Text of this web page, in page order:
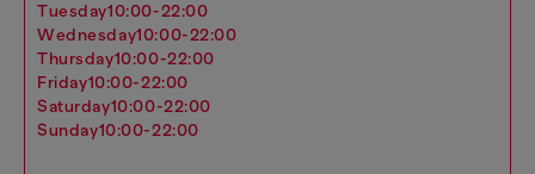
tuesday10:00-22:00
wednesday10:00-22:00
thursday10:00-22:00
friday10:00-22:00
saturday10:00-22:00
sunday10:00-22:00